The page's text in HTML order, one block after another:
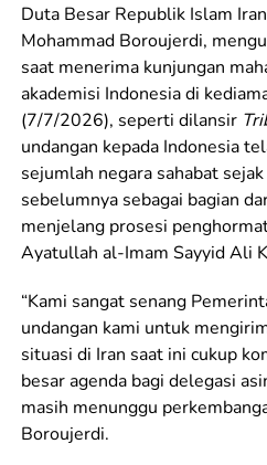
Duta Besar Republik Islam
Mohammad Boroujerdi,
saat menerima kunjungan
akademisi Indonesia di
(7/7/2026), seperti dilansir
undangan kepada Indonesia
sejumlah negara sahabat
sebelumnya sebagai bagian
menjelang prosesi
Ayatullah al-Imam Sayyid Ali
“Kami sangat senang
undangan kami untuk
situasi di Iran saat ini cukup
besar agenda bagi delegasi
masih menunggu
Boroujerdi.